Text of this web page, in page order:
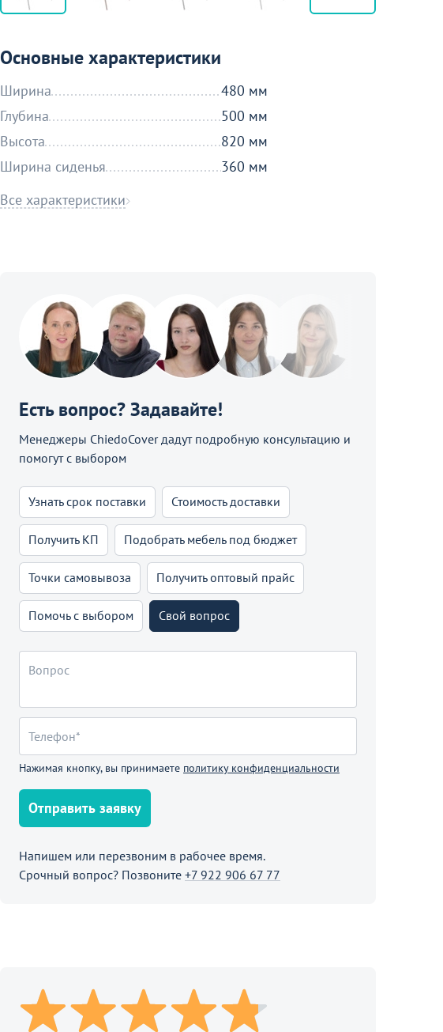
Основные характеристики
Ширина
480 мм
Глубина
500 мм
Высота
820 мм
Ширина сиденья
360 мм
Все характеристики
Есть вопрос? Задавайте!
Менеджеры ChiedoCover дадут подробную консультацию и
помогут с выбором
Узнать срок поставки Стоимость доставки
Получить КП Подобрать мебель под бюджет
Точки самовывоза Получить оптовый прайс
Помочь с выбором Свой вопрос
Нажимая кнопку, вы принимаете политику конфиденциальности
Отправить заявку
Напишем или перезвоним в рабочее время.
Срочный вопрос? Позвоните +7 922 906 67 77
3 050